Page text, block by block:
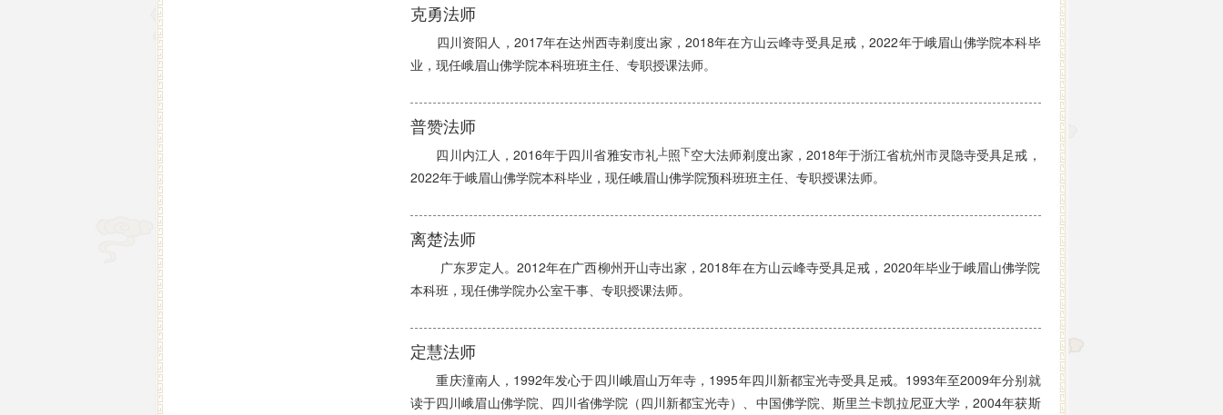
克勇法师
四川资阳人，2017年在达州西寺剃度出家，2018年在方山云峰寺受具足戒，2022年于峨眉山佛学院本科毕
业，现任峨眉山佛学院本科班班主任、专职授课法师。
普赞法师
四川内江人，2016年于四川省雅安市礼 上照下空大法师剃度出家，2018年于浙江省杭州市灵隐寺受具足戒，
2022年于峨眉山佛学院本科毕业，现任峨眉山佛学院预科班班主任、专职授课法师。
离楚法师
广东罗定人。2012年在广西柳州开山寺出家，2018年在方山云峰寺受具足戒，2020年毕业于峨眉山佛学院
本科班，现任佛学院办公室干事、专职授课法师。
定慧法师
重庆潼南人，1992年发心于四川峨眉山万年寺，1995年四川新都宝光寺受具足戒。1993年至2009年分别就
读于四川峨眉山佛学院、四川省佛学院（四川新都宝光寺）、中国佛学院、斯里兰卡凯拉尼亚大学，2004年获斯